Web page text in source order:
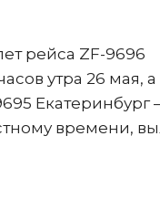
рейса ZF-9696
утра 26 мая, а
Екатеринбург
времени,